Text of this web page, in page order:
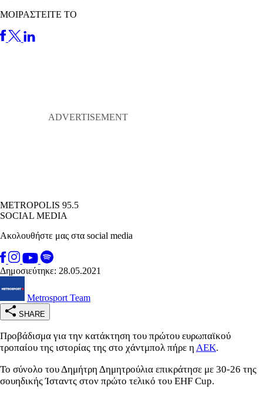
ΜΟΙΡΑΣΤΕΙΤΕ ΤΟ
METROPOLIS 95.5
SOCIAL MEDIA
Ακολουθήστε μας στα social media
Δημοσιεύτηκε: 28.05.2021
Metrosport Team
SHARE
Προβάδισμα για την κατάκτηση του πρώτου ευρωπαϊκού
τροπαίου της ιστορίας της στο χάντμπολ πήρε η ΑΕΚ.
Το σύνολο του Δημήτρη Δημητρούλια επικράτησε με 30-26 της
σουηδικής Ίσταντς στον πρώτο τελικό του EHF Cup.